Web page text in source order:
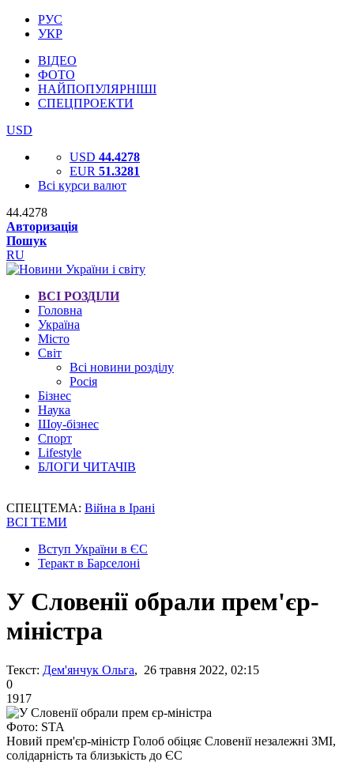
РУС
УКР
ВІДЕО
ФОТО
НАЙПОПУЛЯРНІШІ
СПЕЦПРОЕКТИ
USD
USD 44.4278
EUR 51.3281
Всі курси валют
44.4278
Авторизація
Пошук
RU
ВСІ РОЗДІЛИ
Головна
Україна
Місто
Світ
Всі новини розділу
Росія
Бізнес
Наука
Шоу-бізнес
Спорт
Lifestyle
БЛОГИ ЧИТАЧІВ
СПЕЦТЕМА: Війна в Ірані
ВСІ ТЕМИ
Вступ України в ЄС
Теракт в Барселоні
У Словенії обрали прем'єр-
міністра
Текст: Дем'янчук Ольга, 26 травня 2022, 02:15
0
1917
Фото: STA
Новий прем'єр-міністр Голоб обіцяє Словенії незалежні ЗМІ,
солідарність та близькість до ЄС